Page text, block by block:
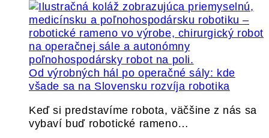
Od výrobných hál po operačné sály: kde
všade sa na Slovensku rozvíja robotika
Keď si predstavíme robota, väčšine z nás sa
vybaví buď robotické rameno…